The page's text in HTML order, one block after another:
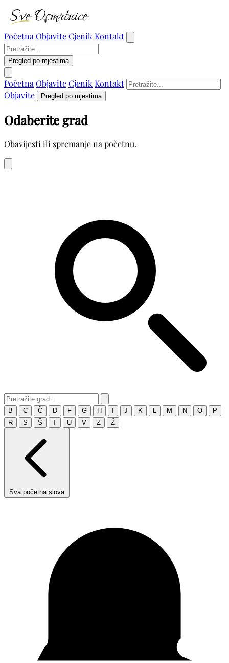
Početna ObjaviteCjenik Kontakt
Pregled po mjestima
Početna ObjaviteCjenik Kontakt
Objavite
Pregled po mjestima
Odaberite grad
Obavijesti ili spremanje na početnu.
B C Č D F G H J K M N O
P
R
S Š T U V Z Ž
Sva početna slova